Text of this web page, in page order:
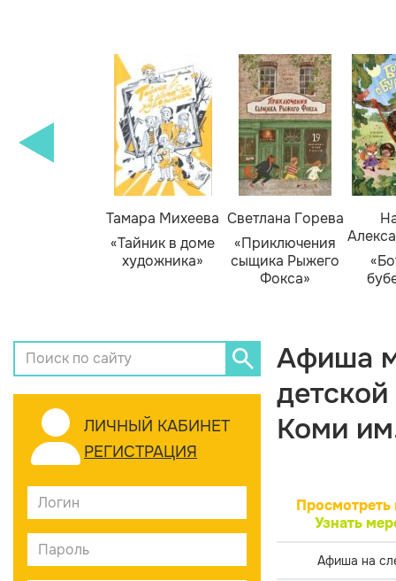
Тамара Михеева
«Тайник в доме
художника»
Светлана Горева
«Приключения
сыщика Рыжего
Фокса»
ЛИЧНЫЙ КАБИНЕТ
РЕГИСТРАЦИЯ
Афиша
Коми
Просмотреть
Узнать
Афиша на